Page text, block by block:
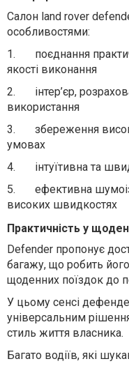
Салон land rover
особливостями:
1.
поєднання
якості виконання
2.
інтер’єр,
використання
3.
збереження
умовах
4.
інтуїтивна та
5.
ефективна
високих швидкостях
Практичність у
Defender пропонує
багажу, що робить
щоденних поїздок до
У цьому сенсі
універсальним
стиль життя власника.
Багато водіїв, які